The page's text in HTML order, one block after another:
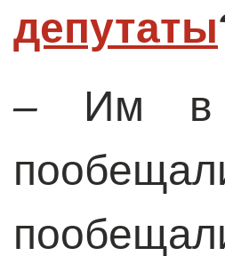
депутаты
– Им в